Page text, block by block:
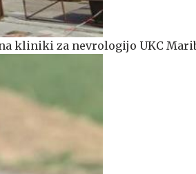
kliniki za nevrologijo UKC